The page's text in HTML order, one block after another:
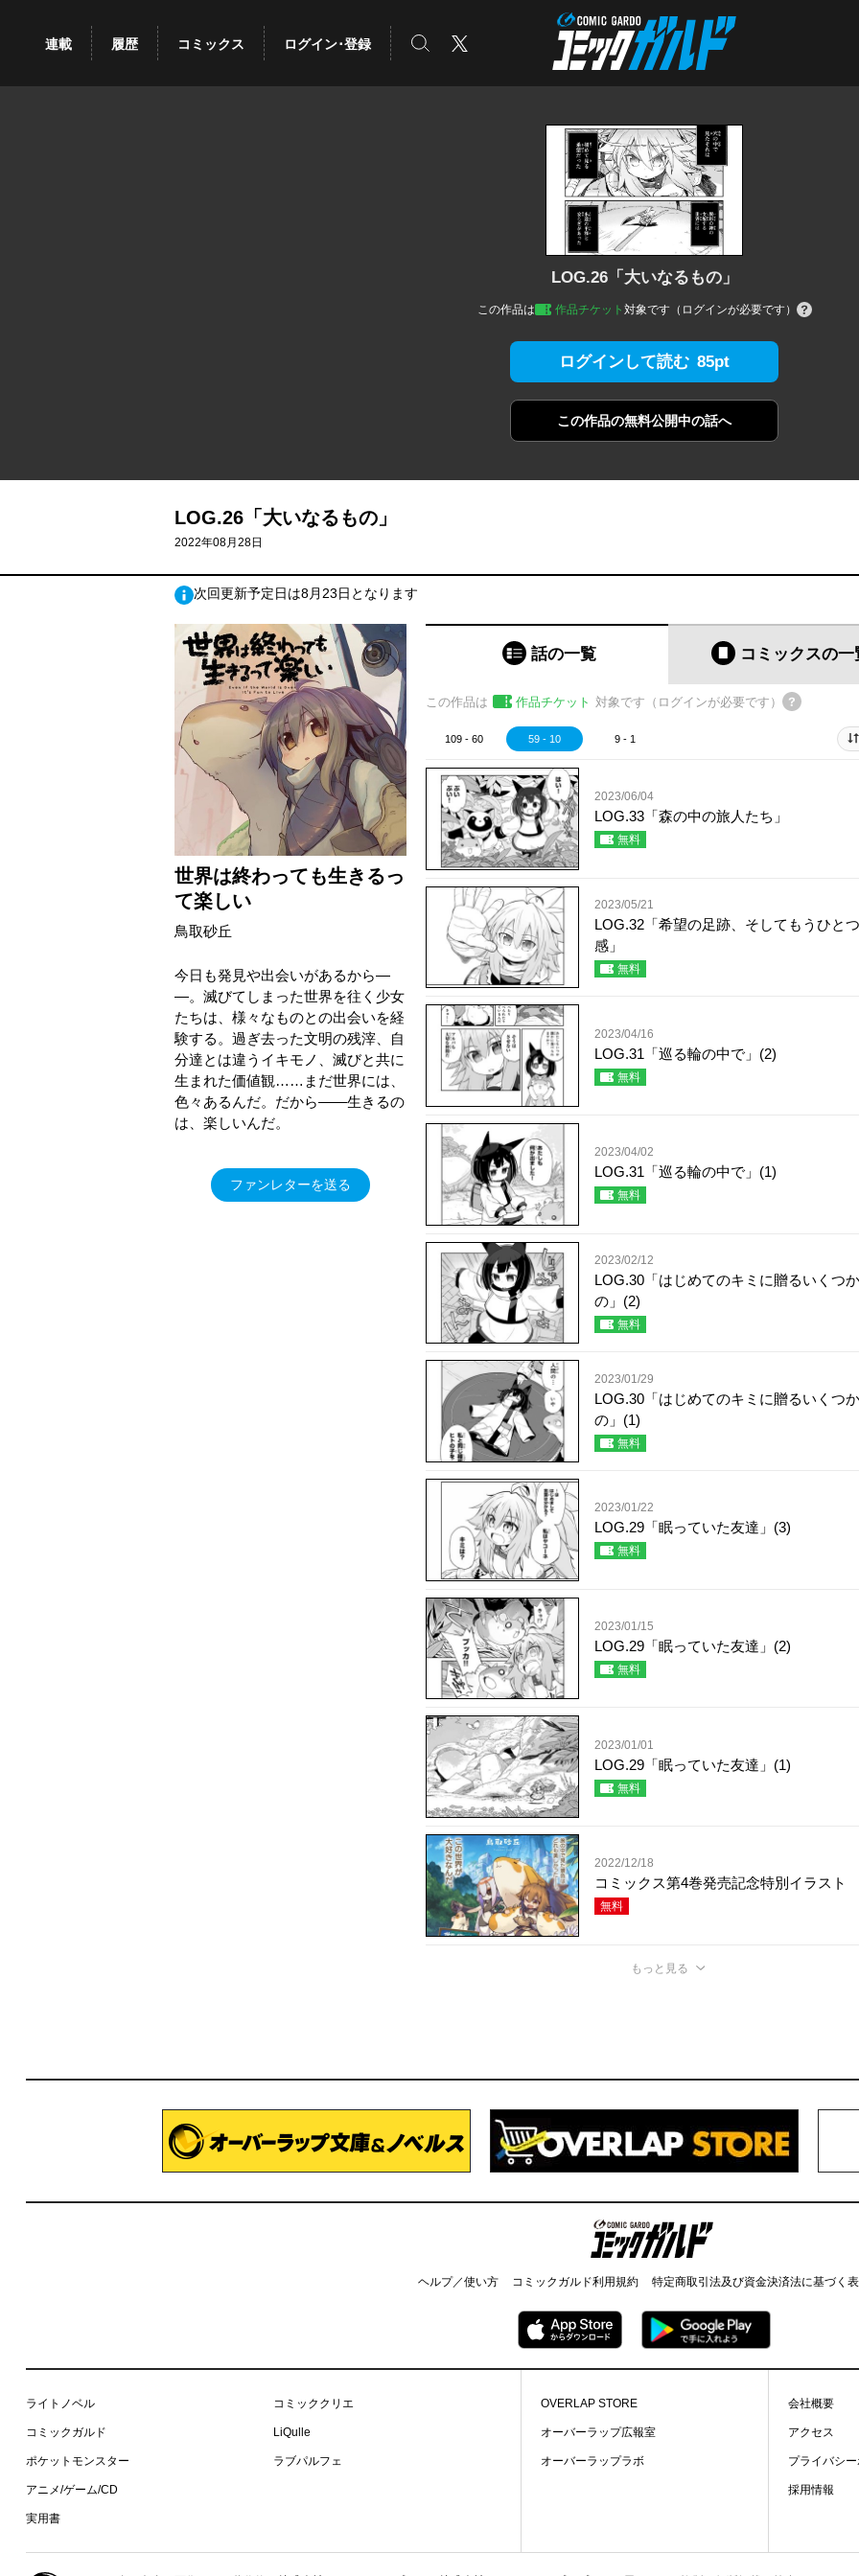
コミックガルド
連載 履歴 コミックス ログイン･登録 検索 X
LOG.26「大いなるもの」
この作品は 作品チケット 対象です（ログインが必要です）
ログインして読む 85pt
この作品の無料公開中の話へ
LOG.26「大いなるもの」
2022年08月28日
次回更新予定日は8月23日となります
世界は終わっても生きるっ
て楽しい
鳥取砂丘
今日も発見や出会いがあるから―
―。滅びてしまった世界を往く少女
たちは、様々なものとの出会いを経
験する。過ぎ去った文明の残滓、自
分達とは違うイキモノ、滅びと共に
生まれた価値観……まだ世界には、
色々あるんだ。だから――生きるの
は、楽しいんだ。
ファンレターを送る
話の一覧 コミックスの一
この作品は 作品チケット 対象です（ログインが必要です）
109 - 60 59 - 10 9 - 1
2023/06/04
LOG.33「森の中の旅人たち」
無料
2023/05/21
LOG.32「希望の足跡、そしてもうひと
感」
無料
2023/04/16
LOG.31「巡る輪の中で」(2)
無料
2023/04/02
LOG.31「巡る輪の中で」(1)
無料
2023/02/12
LOG.30「はじめてのキミに贈るいくつ
の」(2)
無料
2023/01/29
LOG.30「はじめてのキミに贈るいくつ
の」(1)
無料
2023/01/22
LOG.29「眠っていた友達」(3)
無料
2023/01/15
LOG.29「眠っていた友達」(2)
無料
2023/01/01
LOG.29「眠っていた友達」(1)
無料
2022/12/18
コミックス第4巻発売記念特別イラスト
無料
もっと見る
コミックガルド
ヘルプ／使い方 コミックガルド利用規約 特定商取引法及び資金決済法に基づく
ライトノベル
コミックガルド
ポケットモンスター
アニメ/ゲーム/CD
実用書
コミッククリエ
LiQulle
ラブパルフェ
OVERLAP STORE
オーバーラップ広報室
オーバーラップラボ
会社概要
アクセス
プライバシ
採用情報